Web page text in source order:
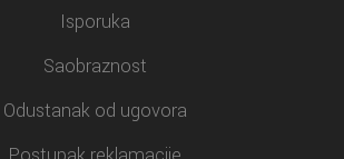
Isporuka
Saobraznost
Odustanak od ugovora